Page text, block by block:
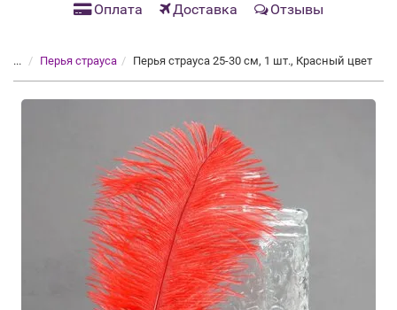
Оплата Доставка Отзывы
... Перья страуса Перья страуса 25-30 см, 1 шт., Красный цвет